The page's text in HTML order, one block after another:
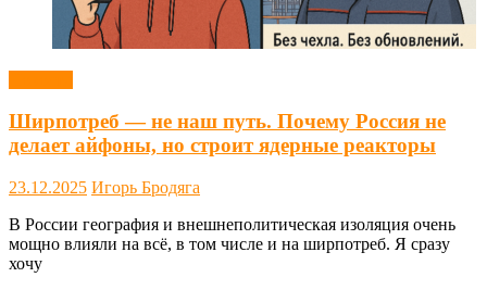
Ширпотреб — не наш путь. Почему Россия не
делает айфоны, но строит ядерные реакторы
23.12.2025 Игорь Бродяга
В России география и внешнеполитическая изоляция очень
мощно влияли на всё, в том числе и на ширпотреб. Я сразу
хочу